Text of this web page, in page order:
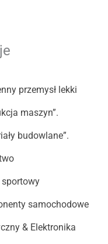
przemysł lekki
maszyn”.
budowlane”.
sportowy
samochodowe
& Elektronika